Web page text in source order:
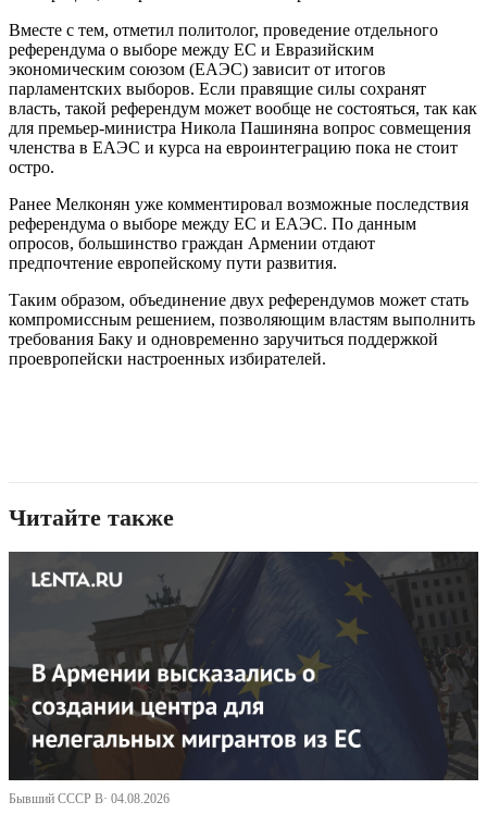
Вместе с тем, отметил политолог, проведение отдельного
референдума о выборе между ЕС и Евразийским
экономическим союзом (ЕАЭС) зависит от итогов
парламентских выборов. Если правящие силы сохранят
власть, такой референдум может вообще не состояться, так как
для премьер-министра Никола Пашиняна вопрос совмещения
членства в ЕАЭС и курса на евроинтеграцию пока не стоит
остро.
Ранее Мелконян уже комментировал возможные последствия
референдума о выборе между ЕС и ЕАЭС. По данным
опросов, большинство граждан Армении отдают
предпочтение европейскому пути развития.
Таким образом, объединение двух референдумов может стать
компромиссным решением, позволяющим властям выполнить
требования Баку и одновременно заручиться поддержкой
проевропейски настроенных избирателей.
Читайте также
Бывший СССР В· 04.08.2026